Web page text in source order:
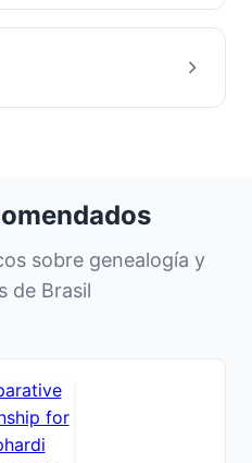
sobre genealogía y
de Brasil